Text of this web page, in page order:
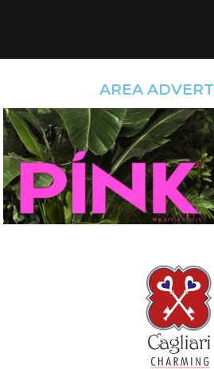
AREA